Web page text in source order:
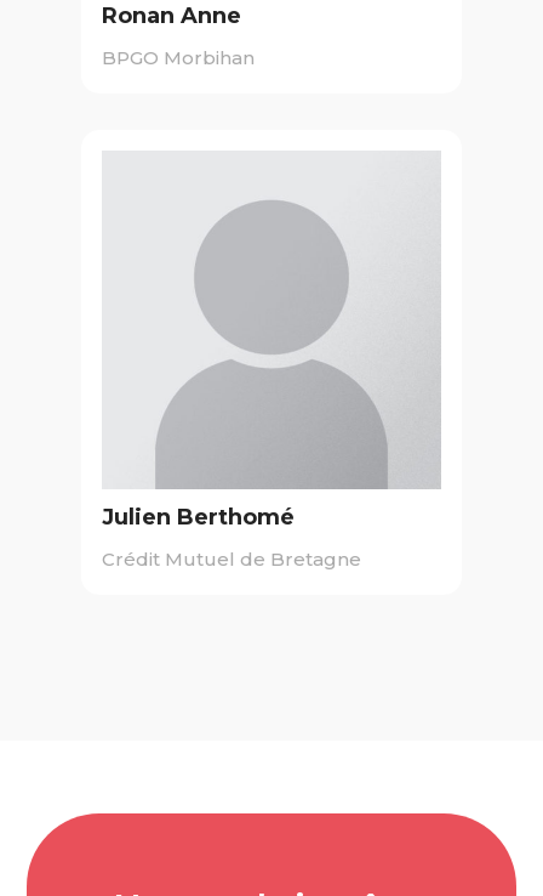
Ronan Anne
BPGO Morbihan
Julien Berthomé
Crédit Mutuel de Bretagne